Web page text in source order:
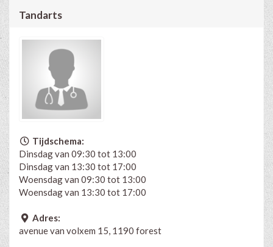
Tandarts
Tijdschema:
Dinsdag van 09:30 tot 13:00
Dinsdag van 13:30 tot 17:00
Woensdag van 09:30 tot 13:00
Woensdag van 13:30 tot 17:00
Adres:
avenue van volxem 15, 1190 forest